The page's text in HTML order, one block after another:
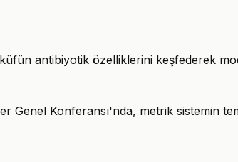
antibiyotik özelliklerini keşfederek
Genel Konferansı'nda, metrik sistemin